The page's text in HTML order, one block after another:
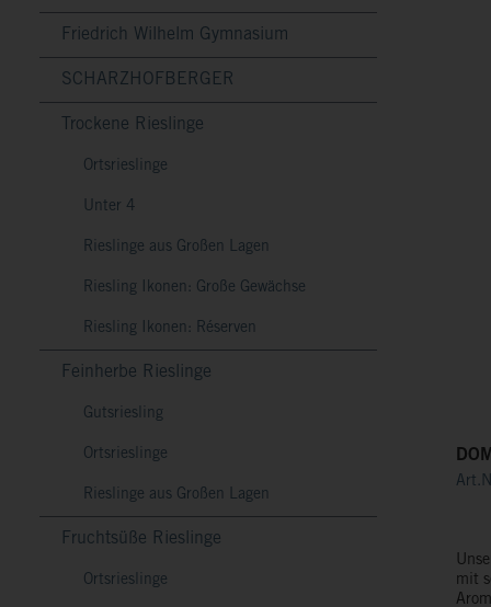
Friedrich Wilhelm Gymnasium
SCHARZHOFBERGER
Trockene Rieslinge
Ortsrieslinge
Unter 4
Rieslinge aus Großen Lagen
Riesling Ikonen: Große Gewächse
Riesling Ikonen: Réserven
Feinherbe Rieslinge
Gutsriesling
Ortsrieslinge
Rieslinge aus Großen Lagen
Fruchtsüße Rieslinge
Ortsrieslinge
Unser DOM Rosé
mit